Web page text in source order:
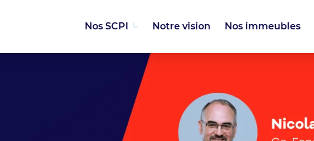
Nos SCPI Notre vision Nos immeubles